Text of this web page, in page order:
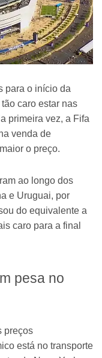
para o início da
caro estar nas
primeira vez, a Fifa
venda de
o preço.
ao longo dos
e Uruguai, por
do equivalente a
caro para a final
pesa no
preços
está no transporte